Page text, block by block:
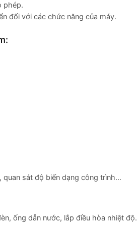
phép.
đối với các chức năng của máy.
quan sát độ biến dạng công trình…
ống dẫn nước, lắp điều hòa nhiệt độ.